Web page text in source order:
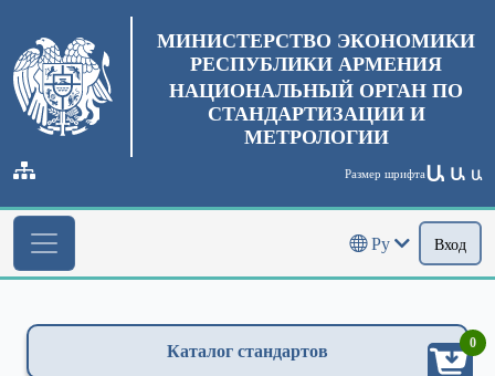
МИНИСТЕРСТВО ЭКОНОМИКИ
РЕСПУБЛИКИ АРМЕНИЯ
НАЦИОНАЛЬНЫЙ ОРГАН ПО
СТАНДАРТИЗАЦИИ И
МЕТРОЛОГИИ
Размер шрифтаԱ Ա Ա
Ру Вход
Каталог стандартов 0